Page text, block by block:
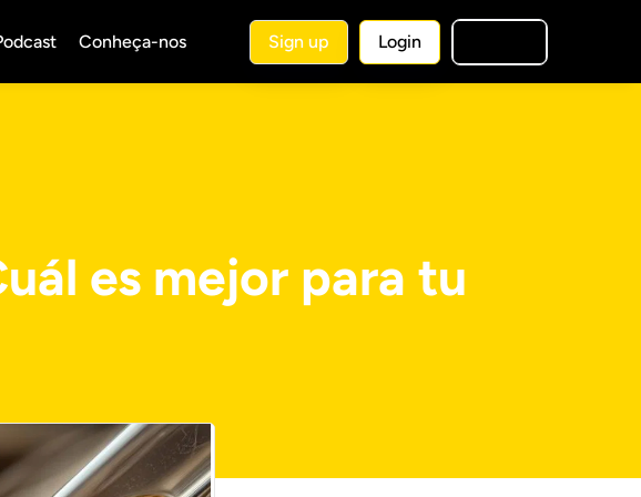
Conheça-nos Sign up Login
es mejor para tu